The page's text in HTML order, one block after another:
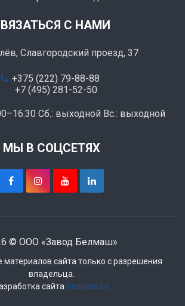
С НАМИ
Славгородский проезд, 37
+375 (222) 79-88-88
+7 (495) 281-52-50
Сб.: выходной Вс.: выходной
МЫ В СОЦСЕТЯХ
© ООО «Завод Белмаш»
материалов сайта только с разрешения
владельца.
сайта Dessites.by